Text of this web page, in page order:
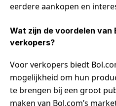
eerdere aankopen en
Wat zijn de voordelen van
verkopers?
Voor verkopers biedt
mogelijkheid om hun
te brengen bij een groot
maken van Bol.com’s